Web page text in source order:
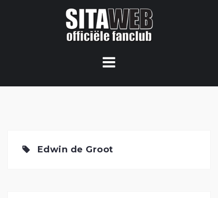
Edwin de Groot